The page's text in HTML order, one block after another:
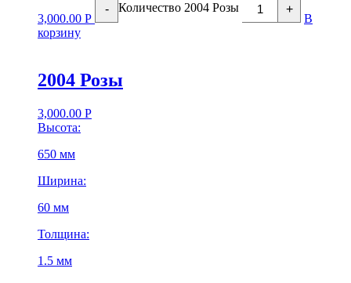
3,000.00 Р
- Количество 2004 Розы +
В
корзину
2004 Розы
3,000.00 Р
Высота:
650 мм
Ширина:
60 мм
Толщина:
1.5 мм